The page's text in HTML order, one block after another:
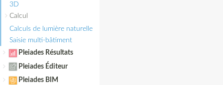
3D
Calcul
Calculs de lumière naturelle
Saisie multi-bâtiment
Pleiades Résultats
Pleiades Éditeur
Pleiades BIM